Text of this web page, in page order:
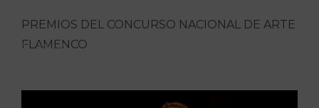
PREMIOS DEL CONCURSO NACIONAL DE ARTE
FLAMENCO